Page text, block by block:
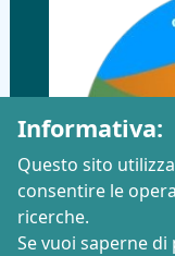
Informativa:
Questo sito
consentire le
ricerche.
Se vuoi saperne di